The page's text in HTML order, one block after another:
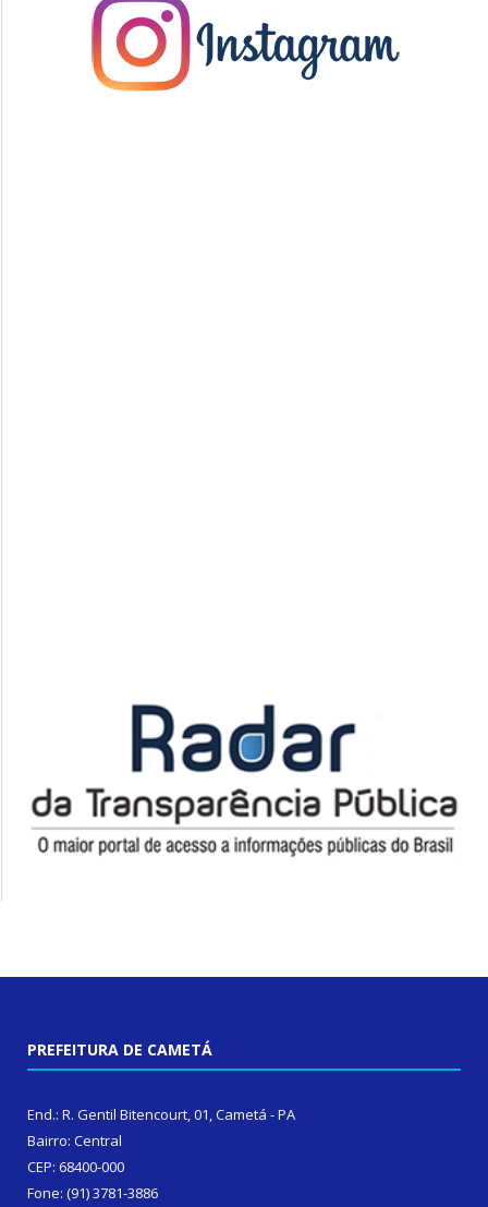
PREFEITURA DE CAMETÁ
End.: R. Gentil Bitencourt, 01, Cametá - PA
Bairro: Central
CEP: 68400-000
Fone: (91) 3781-3886